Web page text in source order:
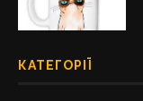
КАТЕГОРІЇ